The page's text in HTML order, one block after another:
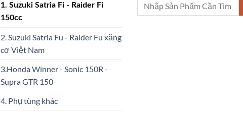
1. Suzuki Satria Fi - Raider Fi
150cc
2. Suzuki Satria Fu - Raider Fu xăng
cơ Việt Nam
3.Honda Winner - Sonic 150R -
Supra GTR 150
4. Phụ tùng khác